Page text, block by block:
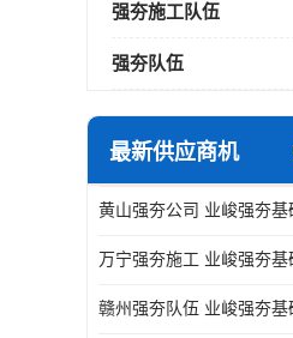
强夯施工队伍
强夯队伍
最新供应商机